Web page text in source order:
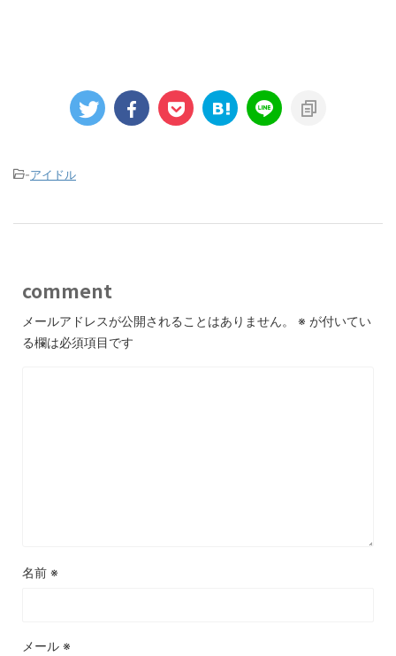
-アイドル
comment
メールアドレスが公開されることはありません。 ※ が付いてい
る欄は必須項目です
名前 ※
メール ※